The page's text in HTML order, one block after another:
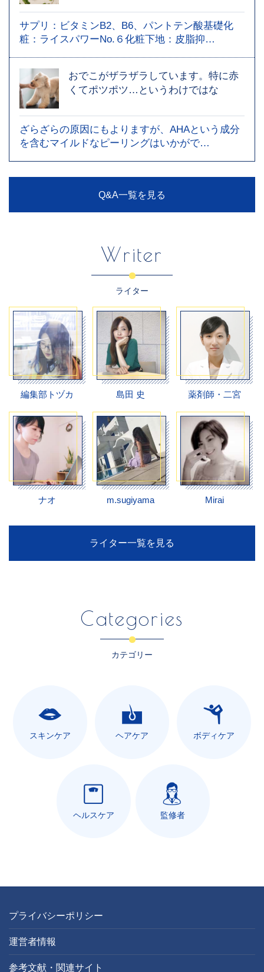
サプリ：ビタミンB2、B6、パントテン酸基礎化
粧：ライスパワーNo.６化粧下地：皮脂抑…
おでこがザラザラしています。特に赤
くてポツポツ…というわけではな
ざらざらの原因にもよりますが、AHAという成分
を含むマイルドなピーリングはいかがで…
Q&A一覧を見る
Writer
ライター
編集部トヅカ 島田 史 薬剤師・二宮
ナオ m.sugiyama Mirai
ライター一覧を見る
Categories
カテゴリー
スキンケア ヘアケア ボディケア
ヘルスケア 監修者
プライバシーポリシー
運営者情報
参考文献・関連サイト